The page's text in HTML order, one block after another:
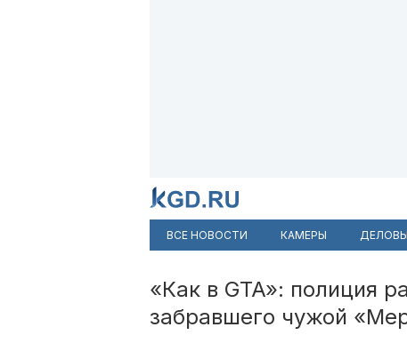
ВСЕ НОВОСТИ КАМЕРЫ
«Как в GTA»: полиция
забравшего чужой